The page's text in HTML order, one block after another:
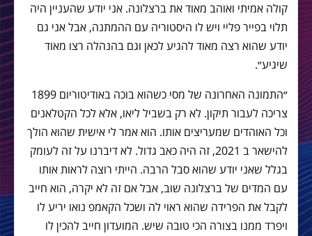
קולה אמיתי ואוהב מאוד את ברצלונה. אני יודע שהעניין היה
תלוי בפייר פליי ויש לו היסטוריה עם ההמתנה, אבל אני גם
יודע שהוא רצה מאוד להגיע לכאן וגם בהנהלה רצו מאוד
שיגיע״.
״התמונה האחרונה של מסי כשהוא בוכה באודיטוריום 1899
צריכה לעבור תיקון. לא רק בשביל ליאו, אלא לכל הקטלאנים
וכל האוהדים שמעריצים אותו. הוא אמר לי אישית שהוא הולך
להישאר ב 2021, זה היה כאב גדול. לא דיברנו על זה לעומק
בגלל שאני יודע שהוא סבל הרבה. הייתי רוצה לראות אותו
עם המדים של ברצלונה שוב, אבל אם זה לא יקרה, הוא חייב
לקבל את הפרידה שהוא ראוי לה ושכל הקאמפ נואו יריע לו
ויפרד ממנו בצורה הכי טובה שיש. המועדון חייב להכין לו